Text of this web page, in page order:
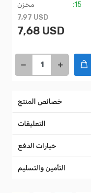
مخزن
:15
7,97 USD
7,68 USD
خصائص المنتج
التعليقات
خيارات الدفع
التأمين والتسليم